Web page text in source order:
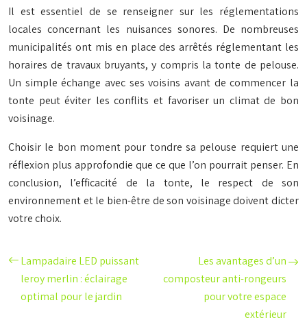
Il est essentiel de se renseigner sur les réglementations
locales concernant les nuisances sonores. De nombreuses
municipalités ont mis en place des arrêtés réglementant les
horaires de travaux bruyants, y compris la tonte de pelouse.
Un simple échange avec ses voisins avant de commencer la
tonte peut éviter les conflits et favoriser un climat de bon
voisinage.
Choisir le bon moment pour tondre sa pelouse requiert une
réflexion plus approfondie que ce que l’on pourrait penser. En
conclusion, l’efficacité de la tonte, le respect de son
environnement et le bien-être de son voisinage doivent dicter
votre choix.
Lampadaire LED puissant
leroy merlin : éclairage
optimal pour le jardin
Les avantages d’un
composteur anti-rongeurs
pour votre espace
extérieur